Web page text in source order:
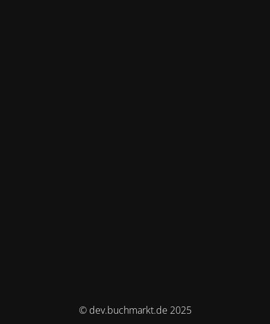
© dev.buchmarkt.de 2025